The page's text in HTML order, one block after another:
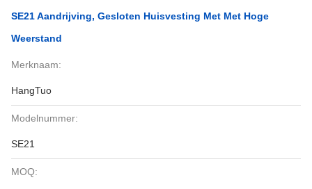
SE21 Aandrijving, Gesloten Huisvesting Met Met Hoge
Weerstand
Merknaam:
HangTuo
Modelnummer:
SE21
MOQ: